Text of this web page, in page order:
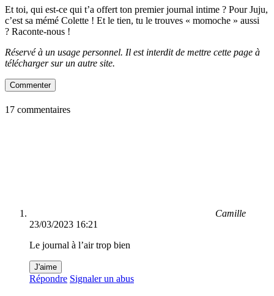
Et toi, qui est-ce qui t’a offert ton premier journal intime ? Pour Juju,
c’est sa mémé Colette ! Et le tien, tu le trouves « momoche » aussi
? Raconte-nous !
Réservé à un usage personnel. Il est interdit de mettre cette page à
télécharger sur un autre site.
Commenter
17 commentaires
Camille
23/03/2023 16:21
Le journal à l’air trop bien
J'aime
Répondre Signaler un abus